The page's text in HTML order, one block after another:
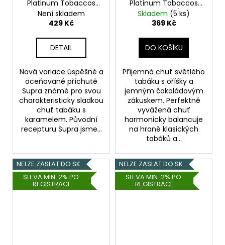
Platinum Tobaccos
S&V: Nutty Supra
Reserve (Tabák s
oříškovým máslem)
15ml
Není skladem
429 Kč
DETAIL
Nová variace úspěšné a
oceňované příchutě
Supra známé pro svou
charakteristicky sladkou
chuť tabáku s
karamelem. Původní
recepturu Supra jsme...
Platinum Tobaccos
S&V: Cuspidis (Světlý
tabák s čokoládou a
Skladem (5 ks)
369 Kč
DO KOŠÍKU
Příjemná chuť světlého
tabáku s oříšky a
jemným čokoládovým
zákuskem. Perfektně
vyvážená chuť
harmonicky balancuje
na hraně klasických
tabáků a...
NELZE ZASLAT DO SK
SLEVA MIN. 2% PO
REGISTRACI
NELZE ZASLAT DO SK
SLEVA MIN. 2% PO
REGISTRACI